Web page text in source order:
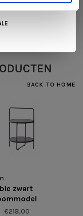
BACK TO HOME
zwart
€218,00